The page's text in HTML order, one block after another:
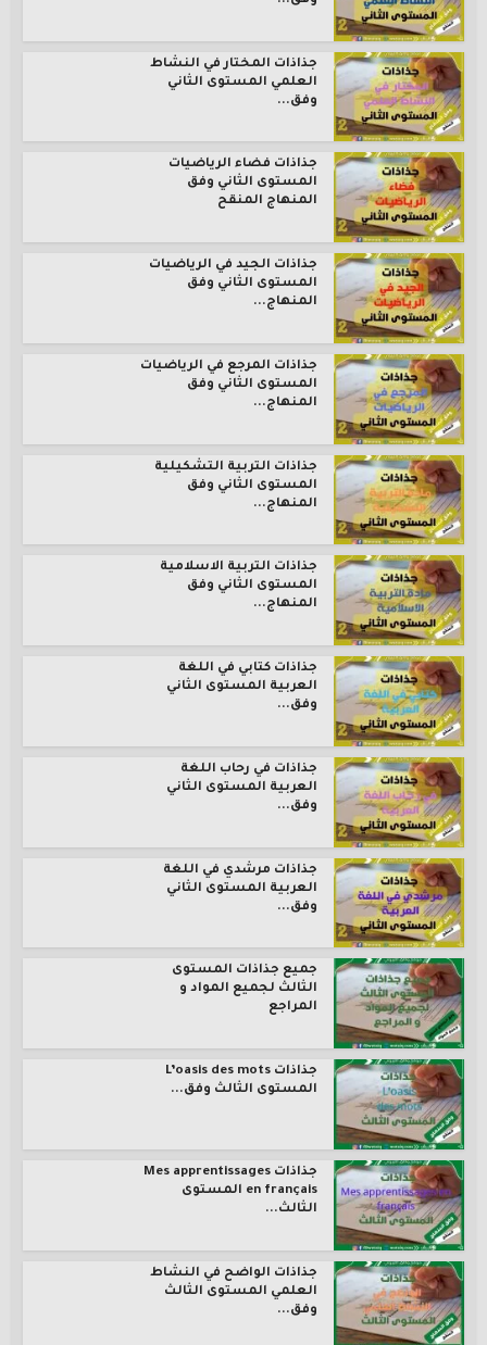
جذاذات المختار في النشاط
العلمي المستوى الثاني
وفق...
جذاذات فضاء الرياضيات
المستوى الثاني وفق
المنهاج المنقح
جذاذات الجيد في الرياضيات
المستوى الثاني وفق
المنهاج...
جذاذات المرجع في الرياضيات
المستوى الثاني وفق
المنهاج...
جذاذات التربية التشكيلية
المستوى الثاني وفق
المنهاج...
جذاذات التربية الاسلامية
المستوى الثاني وفق
المنهاج...
جذاذات كتابي في اللغة
العربية المستوى الثاني
وفق...
جذاذات في رحاب اللغة
العربية المستوى الثاني
وفق...
جذاذات مرشدي في اللغة
العربية المستوى الثاني
وفق...
جميع جذاذات المستوى
الثالث لجميع المواد و
المراجع
جذاذات L’oasis des mots
المستوى الثالث وفق...
جذاذات Mes apprentissages
en français المستوى
الثالث...
جذاذات الواضح في النشاط
العلمي المستوى الثالث
وفق...